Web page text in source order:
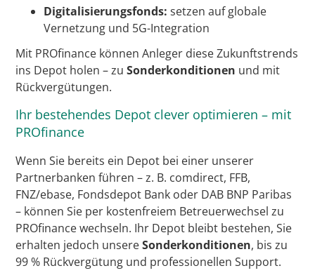
Digitalisierungsfonds: setzen auf globale
Vernetzung und 5G-Integration
Mit PROfinance können Anleger diese Zukunftstrends
ins Depot holen – zuSonderkonditionen und mit
Rückvergütungen.
Ihr bestehendes Depot clever optimieren – mit
PROfinance
Wenn Sie bereits ein Depot bei einer unserer
Partnerbanken führen – z. B. comdirect, FFB,
FNZ/ebase, Fondsdepot Bank oder DAB BNP Paribas
– können Sie per kostenfreiem Betreuerwechsel zu
PROfinance wechseln. Ihr Depot bleibt bestehen, Sie
erhalten jedoch unsereSonderkonditionen, bis zu
99 % Rückvergütung und professionellen Support.